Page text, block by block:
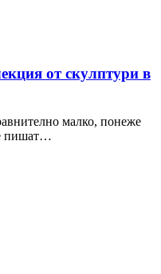
от скулптури в
малко, понеже
пишат…